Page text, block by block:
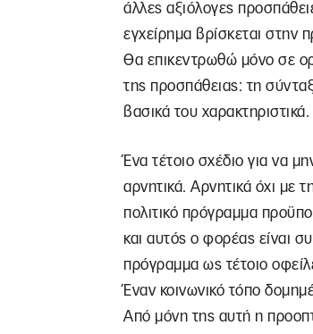
άλλες αξιόλογες
εγχείρημα βρίσκεται
Θα επικεντρωθώ μόνο σε
της προσπάθειας: τη
βασικά του χαρακτηριστικά.
Ένα τέτοιο σχέδιο για να
αρνητικά. Αρνητικά όχι με
πολιτικό πρόγραμμα
και αυτός ο φορέας είναι
πρόγραμμα ως τέτοιο
Έναν κοινωνικό τόπο
Από μόνη της αυτή η